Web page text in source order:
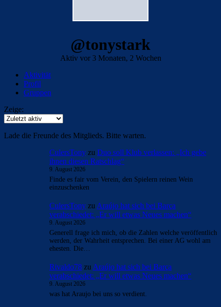
@tonystark
Aktiv vor 3 Monaten, 2 Wochen
Aktivität
Profil
Gruppen
Zeige:
Lade die Freunde des Mitglieds. Bitte warten.
CulersTony zu Duo soll Klub verlassen: „Ich gebe
ihnen diesen Ratschlag“
9. August 2026
Finde es fair vom Verein, den Spielern reinen Wein
einzuschenken
CulersTony zu Araújo hat sich bei Barça
verabschiedet: „Er will etwas Neues machen“
9. August 2026
Generell frage ich mich, ob die Zahlen welche veröffentlich
werden, der Wahrheit entsprechen. Bei einer AG wohl am
ehesten. Die…
Rivaldo78 zu Araújo hat sich bei Barça
verabschiedet: „Er will etwas Neues machen“
9. August 2026
was hat Araujo bei uns so verdient.